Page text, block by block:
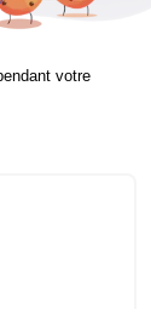
2019 ©